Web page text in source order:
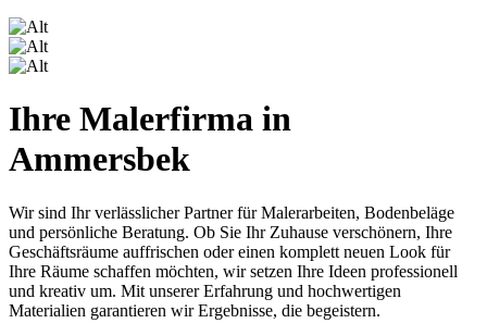
Ihre Malerfirma in
Ammersbek
Wir sind Ihr verlässlicher Partner für Malerarbeiten, Bodenbeläge
und persönliche Beratung. Ob Sie Ihr Zuhause verschönern, Ihre
Geschäftsräume auffrischen oder einen komplett neuen Look für
Ihre Räume schaffen möchten, wir setzen Ihre Ideen professionell
und kreativ um. Mit unserer Erfahrung und hochwertigen
Materialien garantieren wir Ergebnisse, die begeistern.